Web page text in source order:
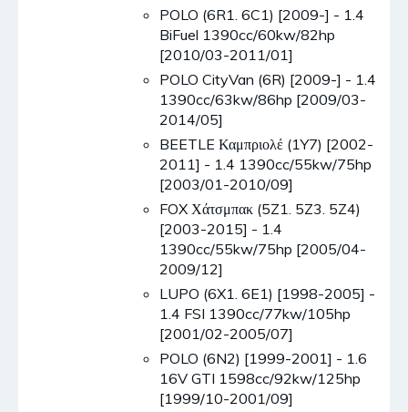
POLO (6R1. 6C1) [2009-] - 1.4
BiFuel 1390cc/60kw/82hp
[2010/03-2011/01]
POLO CityVan (6R) [2009-] - 1.4
1390cc/63kw/86hp [2009/03-
2014/05]
BEETLE Καμπριολέ (1Y7) [2002-
2011] - 1.4 1390cc/55kw/75hp
[2003/01-2010/09]
FOX Χάτσμπακ (5Z1. 5Z3. 5Z4)
[2003-2015] - 1.4
1390cc/55kw/75hp [2005/04-
2009/12]
LUPO (6X1. 6E1) [1998-2005] -
1.4 FSI 1390cc/77kw/105hp
[2001/02-2005/07]
POLO (6N2) [1999-2001] - 1.6
16V GTI 1598cc/92kw/125hp
[1999/10-2001/09]